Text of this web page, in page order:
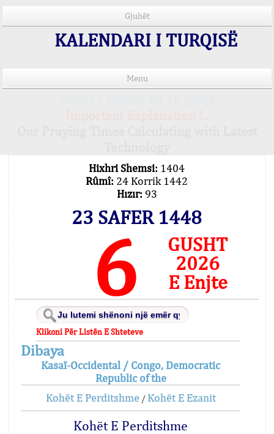
Gjuhët
KALENDARI I TURQISË
Menu
Hixhri Shemsi: 1404
Rûmî: 24 Korrik 1442
Hızır: 93
23 SAFER 1448
6
GUSHT
2026
E Enjte
Klikoni Për Listën E Shteteve
Dibaya
Kasaï-Occidental / Congo, Democratic
Republic of the
Kohët E Perditshme/ Kohët E Ezanit
Kohët E Perditshme